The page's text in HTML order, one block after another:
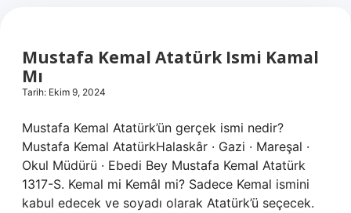
Mustafa Kemal Atatürk Ismi Kamal
Mı
Tarih: Ekim 9, 2024
Mustafa Kemal Atatürk’ün gerçek ismi nedir?
Mustafa Kemal AtatürkHalaskâr · Gazi · Mareşal ·
Okul Müdürü · Ebedi Bey Mustafa Kemal Atatürk
1317-S. Kemal mi Kemâl mi? Sadece Kemal ismini
kabul edecek ve soyadı olarak Atatürk’ü seçecek.